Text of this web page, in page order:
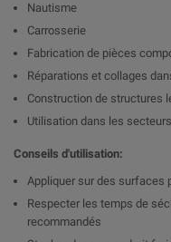
Nautisme
Carrosserie
Fabrication de pièces
Réparations et collages
Construction de structures
Utilisation dans les
Conseils d'utilisation:
Appliquer sur des surfaces
Respecter les temps de
recommandés